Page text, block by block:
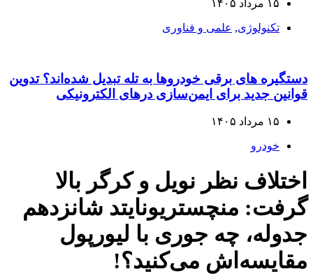
۱۵ مرداد ۱۴۰۵
تکنولوژی, علمی و فناوری
دستگیره‌ های برقی خودروها به تله تبدیل شده‌اند؟ تدوین
قوانین جدید برای ایمن‌سازی درهای الکترونیکی
۱۵ مرداد ۱۴۰۵
خودرو
اختلاف نظر نویل و کرگر بالا
گرفت: منچستریونایتد شانزدهم
جدوله، چه جوری با لیورپول
مقایسه‌اش می‌کنید؟!